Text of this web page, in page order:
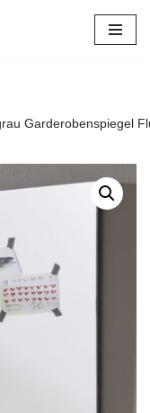
Garderobenspiegel